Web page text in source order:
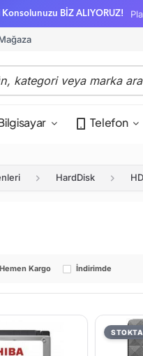
Konsolunuzu BİZ ALIYORUZ!
Telefon
HardDisk
Hemen Kargo İndirimde